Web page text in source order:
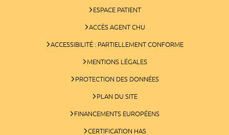
ESPACE PATIENT
ACCÈS AGENT CHU
ACCESSIBILITÉ : PARTIELLEMENT CONFORME
MENTIONS LÉGALES
PROTECTION DES DONNÉES
PLAN DU SITE
FINANCEMENTS EUROPÉENS
CERTIFICATION HAS